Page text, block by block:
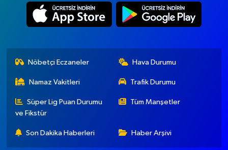
Nöbetçi Eczaneler Hava Durumu
Namaz Vakitleri Trafik Durumu
Süper Lig Puan Durumu
ve Fikstür
Tüm Manşetler
Son Dakika Haberleri Haber Arşivi